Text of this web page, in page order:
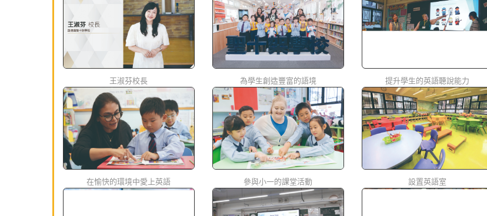
王淑芬校長 為學生創造豐富的語境 提升學生的英語聽說能力
在愉快的環境中愛上英語 參與小一的課堂活動 設置英語室